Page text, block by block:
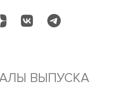
Подписаться